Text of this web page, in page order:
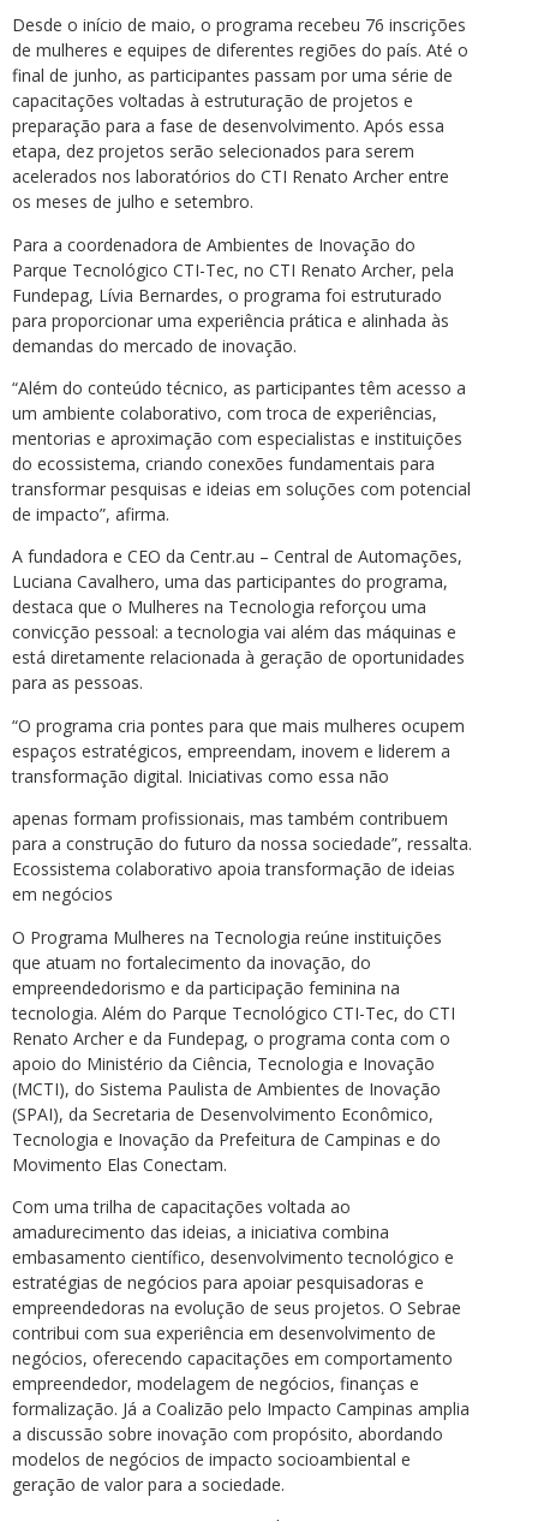
Desde o início de maio, o programa recebeu 76 inscrições
de mulheres e equipes de diferentes regiões do país. Até o
final de junho, as participantes passam por uma série de
capacitações voltadas à estruturação de projetos e
preparação para a fase de desenvolvimento. Após essa
etapa, dez projetos serão selecionados para serem
acelerados nos laboratórios do CTI Renato Archer entre
os meses de julho e setembro.
Para a coordenadora de Ambientes de Inovação do
Parque Tecnológico CTI-Tec, no CTI Renato Archer, pela
Fundepag, Lívia Bernardes, o programa foi estruturado
para proporcionar uma experiência prática e alinhada às
demandas do mercado de inovação.
“Além do conteúdo técnico, as participantes têm acesso a
um ambiente colaborativo, com troca de experiências,
mentorias e aproximação com especialistas e instituições
do ecossistema, criando conexões fundamentais para
transformar pesquisas e ideias em soluções com potencial
de impacto”, afirma.
A fundadora e CEO da Centr.au – Central de Automações,
Luciana Cavalhero, uma das participantes do programa,
destaca que o Mulheres na Tecnologia reforçou uma
convicção pessoal: a tecnologia vai além das máquinas e
está diretamente relacionada à geração de oportunidades
para as pessoas.
“O programa cria pontes para que mais mulheres ocupem
espaços estratégicos, empreendam, inovem e liderem a
transformação digital. Iniciativas como essa não
apenas formam profissionais, mas também contribuem
para a construção do futuro da nossa sociedade”, ressalta.
Ecossistema colaborativo apoia transformação de ideias
em negócios
O Programa Mulheres na Tecnologia reúne instituições
que atuam no fortalecimento da inovação, do
empreendedorismo e da participação feminina na
tecnologia. Além do Parque Tecnológico CTI-Tec, do CTI
Renato Archer e da Fundepag, o programa conta com o
apoio do Ministério da Ciência, Tecnologia e Inovação
(MCTI), do Sistema Paulista de Ambientes de Inovação
(SPAI), da Secretaria de Desenvolvimento Econômico,
Tecnologia e Inovação da Prefeitura de Campinas e do
Movimento Elas Conectam.
Com uma trilha de capacitações voltada ao
amadurecimento das ideias, a iniciativa combina
embasamento científico, desenvolvimento tecnológico e
estratégias de negócios para apoiar pesquisadoras e
empreendedoras na evolução de seus projetos. O Sebrae
contribui com sua experiência em desenvolvimento de
negócios, oferecendo capacitações em comportamento
empreendedor, modelagem de negócios, finanças e
formalização. Já a Coalizão pelo Impacto Campinas amplia
a discussão sobre inovação com propósito, abordando
modelos de negócios de impacto socioambiental e
geração de valor para a sociedade.